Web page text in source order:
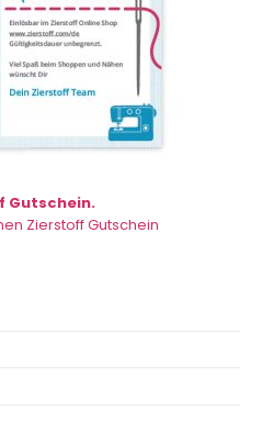
Gutschein.
Zierstoff Gutschein